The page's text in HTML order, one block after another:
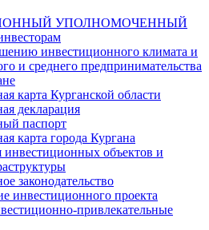
УПОЛНОМОЧЕННЫЙ
инвестиционного климата и
и среднего предпринимательства
карта Курганской области
декларация
паспорт
карта города Кургана
инвестиционных объектов и
законодательство
инвестиционного проекта
привлекательные